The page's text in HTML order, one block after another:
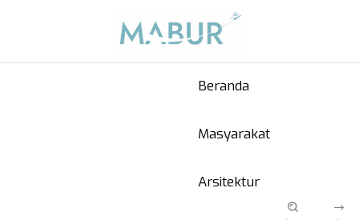
Beranda
Masyarakat
Arsitektur